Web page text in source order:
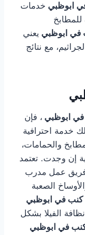
ابوظبي خدمات
في ابوظبي يعني
مع نتائج
في ابوظبي ، فإن
خدمة احترافية
والحمامات،
إن وجدت. تعتمد
عمل مدرب
الصعبة
في ابوظبي
الفيلا بشكل
في ابوظبي